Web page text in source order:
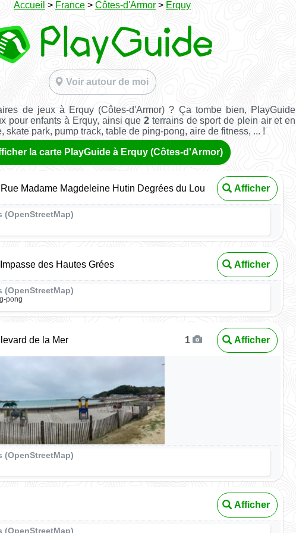
Accueil > France > Côtes-d'Armor > Erquy
Voir autour de moi
de jeux à Erquy (Côtes-d'Armor) ? Ça tombe bien, PlayGuide
pour enfants à Erquy, ainsi que2 terrains de sport de plein air et en
skate park, pump track, table de ping-pong, aire de fitness, ... !
la carte PlayGuide à Erquy (Côtes-d'Armor)
Madame Magdeleine Hutin Degrées du Lou Afficher
(OpenStreetMap)
des Hautes Grées Afficher
(OpenStreetMap)
pong
de la Mer 1 Afficher
(OpenStreetMap)
Afficher
(OpenStreetMap)